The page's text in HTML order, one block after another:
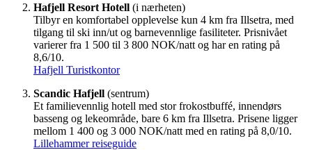
Hafjell Resort Hotell (i nærheten)
Tilbyr en komfortabel opplevelse kun 4 km fra Illsetra, med
tilgang til ski inn/ut og barnevennlige fasiliteter. Prisnivået
varierer fra 1 500 til 3 800 NOK/natt og har en rating på
8,6/10.
Hafjell Turistkontor
Scandic Hafjell (sentrum)
Et familievennlig hotell med stor frokostbuffé, innendørs
basseng og lekeområde, bare 6 km fra Illsetra. Prisene ligger
mellom 1 400 og 3 000 NOK/natt med en rating på 8,0/10.
Lillehammer reiseguide